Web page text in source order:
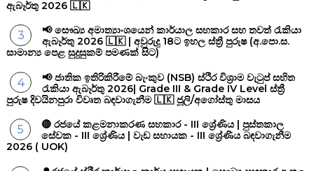
ඇබෑර්තු 2026 🇱🇰
📢 සෞඛ්‍ය අමාත්‍යාංශයෙන් කාර්යාල සහකාර සහ තවත් රැකියා
ඇබෑර්තු 2026 🇱🇰 | අවුරුදු 18ට ඉහල ස්ත්‍රී පුරුෂ (අ.පො.ස.
සාමාන්‍ය පෙළ සුදුසුකම් පමණක් සිට)
📢 ජාතික ඉතිරිකිරීමේ බැංකුව (NSB) ස්ථිර විශ්‍රාම වැටුප් සහිත
රැකියා ඇබෑර්තු 2026| Grade III & Grade IV Level ස්ත්‍රී
පුරුෂ දිවයිනපුරා විවෘත බඳවාගැනීම 🇱🇰 ජූලි/අගෝස්තු මාසය
🔴 රජයේ කළමනාකරණ සහකාර - III ශ්‍රේණිය | පුස්තකාල
සේවක - III ශ්‍රේණිය | වැඩ සහායක - III ශ්‍රේණිය බඳවාගැනීම
2026 ( UOK)